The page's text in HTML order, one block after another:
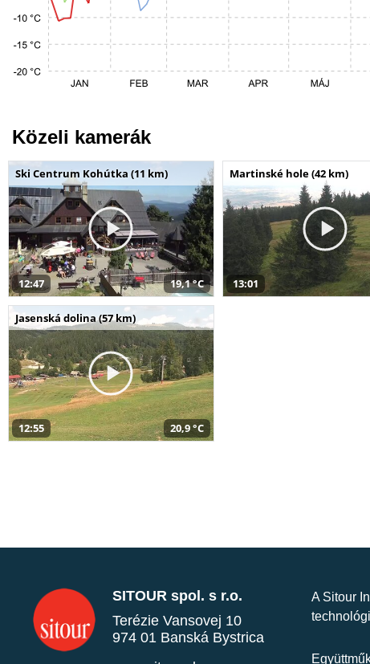
Közeli kamerák
Ski Centrum Kohútka (11 km)
12:47 19,1 °C
Martinské hole (42 km)
13:01
Jasenská dolina (57 km)
12:55 20,9 °C
SITOUR spol. s r.o.
Terézie Vansovej 10
974 01 Banská Bystrica
A Sitour